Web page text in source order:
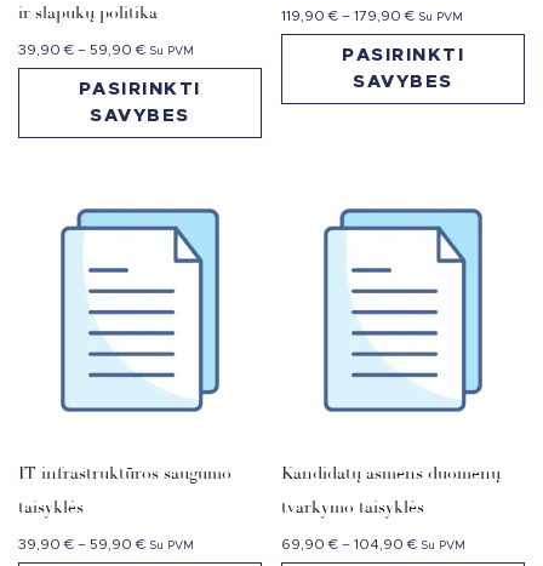
ir slapukų politika
39,90€ – 59,90€ Su PVM
PASIRINKTI
SAVYBES
119,90€ – 179,90€ Su PVM
PASIRINKTI
SAVYBES
IT infrastruktūros saugumo
taisyklės
39,90€ – 59,90€ Su PVM
Kandidatų asmens duomenų
tvarkymo taisyklės
69,90€ – 104,90€ Su PVM